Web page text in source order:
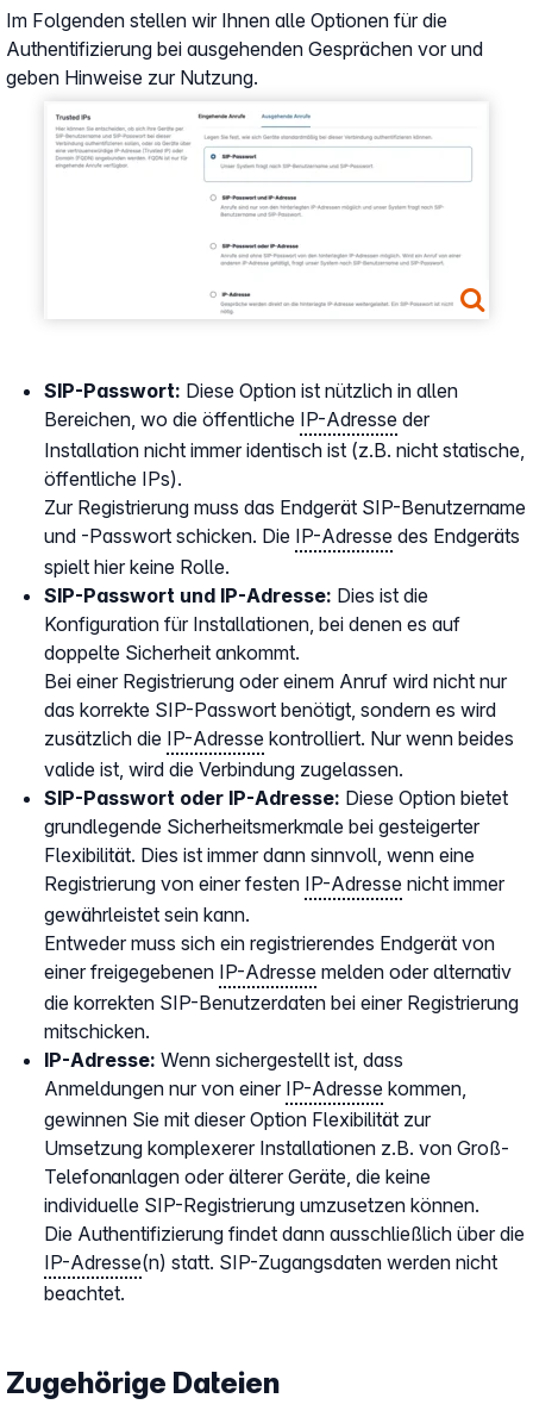
Im Folgenden stellen wir Ihnen alle Optionen für die
Authentifizierung bei ausgehenden Gesprächen vor und
geben Hinweise zur Nutzung.
Show larger version
SIP-Passwort: Diese Option ist nützlich in allen
Bereichen, wo die öffentliche IP-Adresse der
Installation nicht immer identisch ist (z.B. nicht statische,
öffentliche IPs).
Zur Registrierung muss das Endgerät SIP-Benutzername
und -Passwort schicken. Die IP-Adresse des Endgeräts
spielt hier keine Rolle.
SIP-Passwort und IP-Adresse: Dies ist die
Konfiguration für Installationen, bei denen es auf
doppelte Sicherheit ankommt.
Bei einer Registrierung oder einem Anruf wird nicht nur
das korrekte SIP-Passwort benötigt, sondern es wird
zusätzlich die IP-Adresse kontrolliert. Nur wenn beides
valide ist, wird die Verbindung zugelassen.
SIP-Passwort oder IP-Adresse: Diese Option bietet
grundlegende Sicherheitsmerkmale bei gesteigerter
Flexibilität. Dies ist immer dann sinnvoll, wenn eine
Registrierung von einer festen IP-Adresse nicht immer
gewährleistet sein kann.
Entweder muss sich ein registrierendes Endgerät von
einer freigegebenen IP-Adresse melden oder alternativ
die korrekten SIP-Benutzerdaten bei einer Registrierung
mitschicken.
IP-Adresse: Wenn sichergestellt ist, dass
Anmeldungen nur von einer IP-Adresse kommen,
gewinnen Sie mit dieser Option Flexibilität zur
Umsetzung komplexerer Installationen z.B. von Groß-
Telefonanlagen oder älterer Geräte, die keine
individuelle SIP-Registrierung umzusetzen können.
Die Authentifizierung findet dann ausschließlich über die
IP-Adresse(n) statt. SIP-Zugangsdaten werden nicht
beachtet.
Zugehörige Dateien